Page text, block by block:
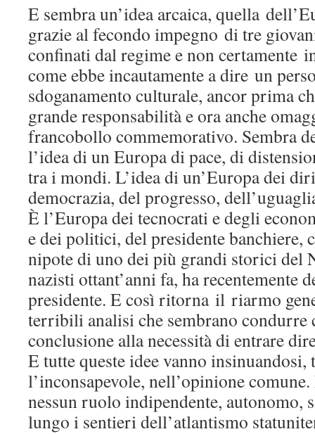
E sembra un’idea arcaica, quella
grazie al fecondo impegno di tre
confinati dal regime e non certamente
come ebbe incautamente a dire un
sdoganamento culturale, ancor prima
grande responsabilità e ora anche
francobollo commemorativo. Sembra
l’idea di un Europa di pace, di
tra i mondi. L’idea di un’Europa dei
democrazia, del progresso,
È l’Europa dei tecnocrati e degli
e dei politici, del presidente banchiere,
nipote di uno dei più grandi storici del
nazisti ottant’anni fa, ha recentemente
presidente. E così ritorna il riarmo
terribili analisi che sembrano condurre
conclusione alla necessità di entrare
E tutte queste idee vanno insinuandosi,
l’inconsapevole, nell’opinione
nessun ruolo indipendente, autonomo,
lungo i sentieri dell’atlantismo